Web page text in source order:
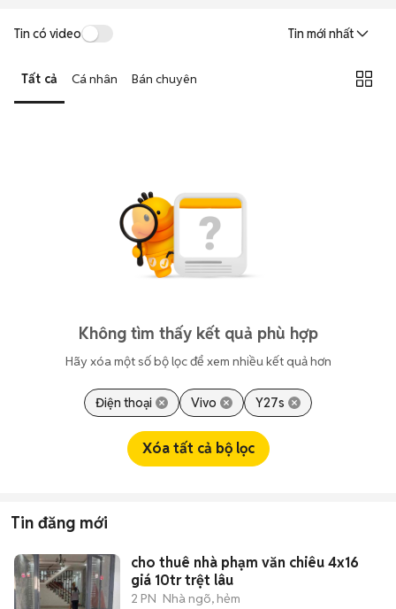
thận, test loa, camera, wifi... để đảm bảo máy không có lỗi phát sinh.
hai bên trao đổi giá cả linh hoạt và có thể chốt giao dịch ngay trong
ngày.
Tin có video Tin mới nhất
Tất cả Cá nhân Bán chuyên
Không tìm thấy kết quả phù hợp
Hãy xóa một số bộ lọc để xem nhiều kết quả hơn
Điện thoại Vivo Y27s
Xóa tất cả bộ lọc
Tin đăng mới
cho thuê nhà phạm văn chiêu 4x16
giá 10tr trệt lâu
2 PN Nhà ngõ, hẻm